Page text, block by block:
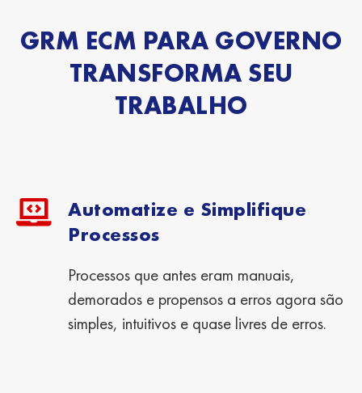
GRM ECM PARA GOVERNO
TRANSFORMA SEU
TRABALHO
Automatize e Simplifique
Processos
Processos que antes eram manuais,
demorados e propensos a erros agora são
simples, intuitivos e quase livres de erros.